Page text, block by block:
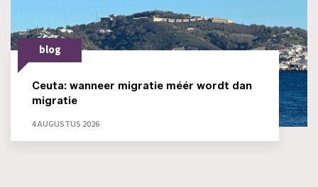
blog
Ceuta: wanneer migratie méér wordt dan
migratie
4 AUGUSTUS 2026